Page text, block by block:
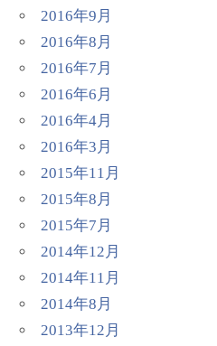
2016年9月
2016年8月
2016年7月
2016年6月
2016年4月
2016年3月
2015年11月
2015年8月
2015年7月
2014年12月
2014年11月
2014年8月
2013年12月